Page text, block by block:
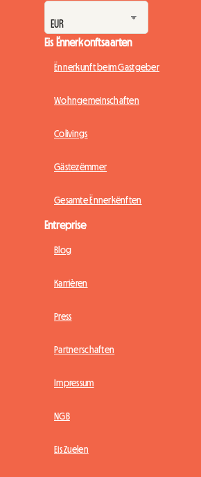
Eis Ënnerkonftsaarten
Ënnerkunft beim Gastgeber
Wohngemeinschaften
Colivings
Gästezëmmer
Gesamte Ënnerkënften
Entreprise
Blog
Karrièren
Press
Partnerschaften
Impressum
NGB
Eis Zuelen